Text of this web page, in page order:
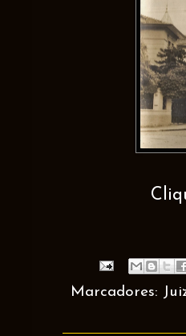
Marcadores: